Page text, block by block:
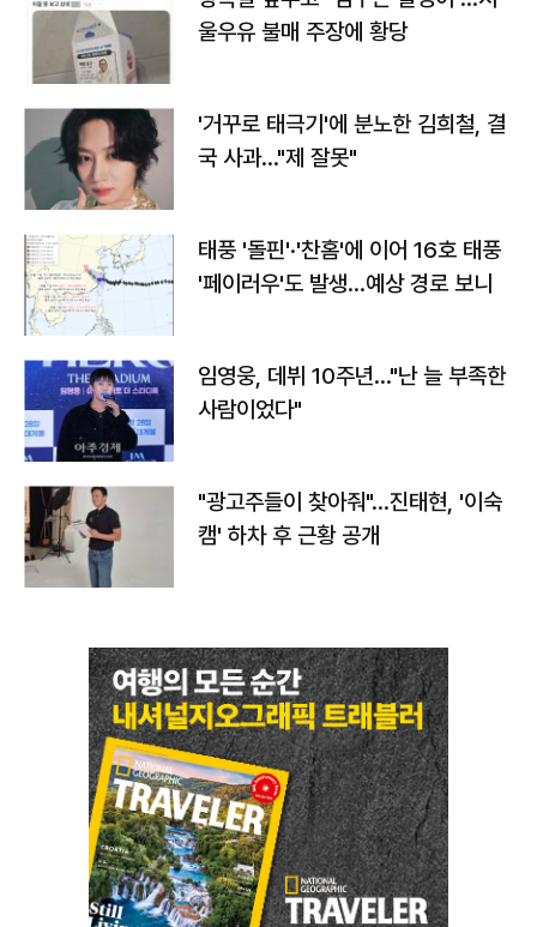
울우유 불매 주장에 황당
'거꾸로 태극기'에 분노한 김희철, 결
국 사과…"제 잘못"
태풍 '돌핀'·'찬홈'에 이어 16호 태풍
'페이러우'도 발생…예상 경로 보니
임영웅, 데뷔 10주년…"난 늘 부족한
사람이었다"
"광고주들이 찾아줘"…진태현, '이숙
캠' 하차 후 근황 공개